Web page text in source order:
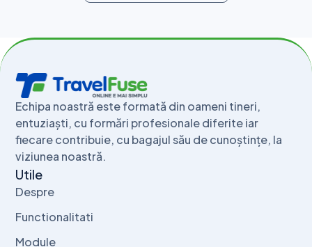
Echipa noastră este formată din oameni tineri,
entuziaști, cu formări profesionale diferite iar
fiecare contribuie, cu bagajul său de cunoștințe, la
viziunea noastră.
Utile
Despre
Functionalitati
Module